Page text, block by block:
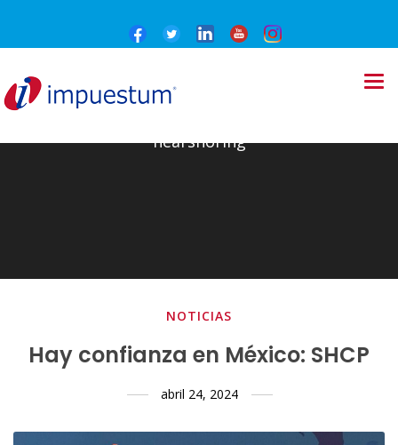
nearshoring
NOTICIAS
Hay confianza en México: SHCP
abril 24, 2024